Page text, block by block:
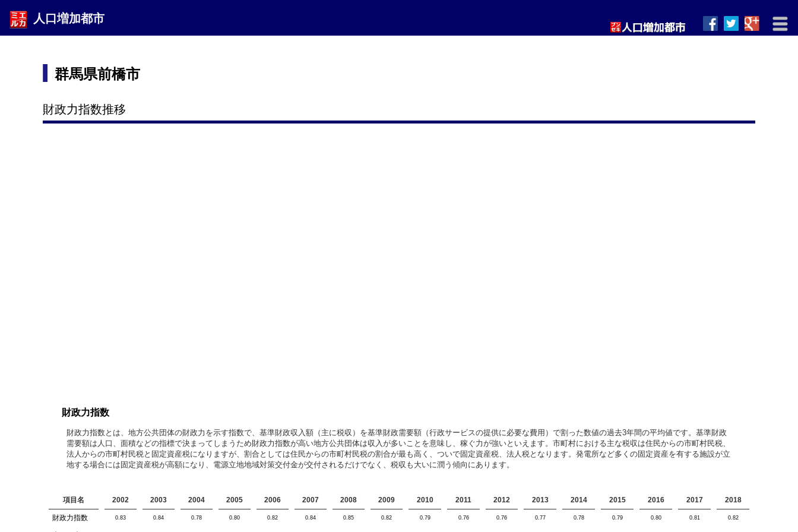
人口増加都市
群馬県前橋市
財政力指数推移
財政力指数
財政力指数とは、地方公共団体の財政力を示す指数で、基準財政収入額（主に税収）を基準財政需要額（行政サービスの提供に必要な費用）で割った数値の過去3年間の平均値です。基準財政
需要額は人口、面積などの指標で決まってしまうため財政力指数が高い地方公共団体は収入が多いことを意味し、稼ぐ力が強いといえます。市町村における主な税収は住民からの市町村民税、
法人からの市町村民税と固定資産税になりますが、割合としては住民からの市町村民税の割合が最も高く、ついで固定資産税、法人税となります。発電所など多くの固定資産を有する施設が立
地する場合には固定資産税が高額になり、電源立地地域対策交付金が交付されるだけでなく、税収も大いに潤う傾向にあります。
項目名 2002 2003 2004 2005 2006 2007 2008 2009 2010 2011 2012 2013 2014 2015 2016 2017 2018
財政力指数 0.83 0.84 0.78 0.80 0.82 0.84 0.85 0.82 0.79 0.76 0.76 0.77 0.78 0.79 0.80 0.81 0.82